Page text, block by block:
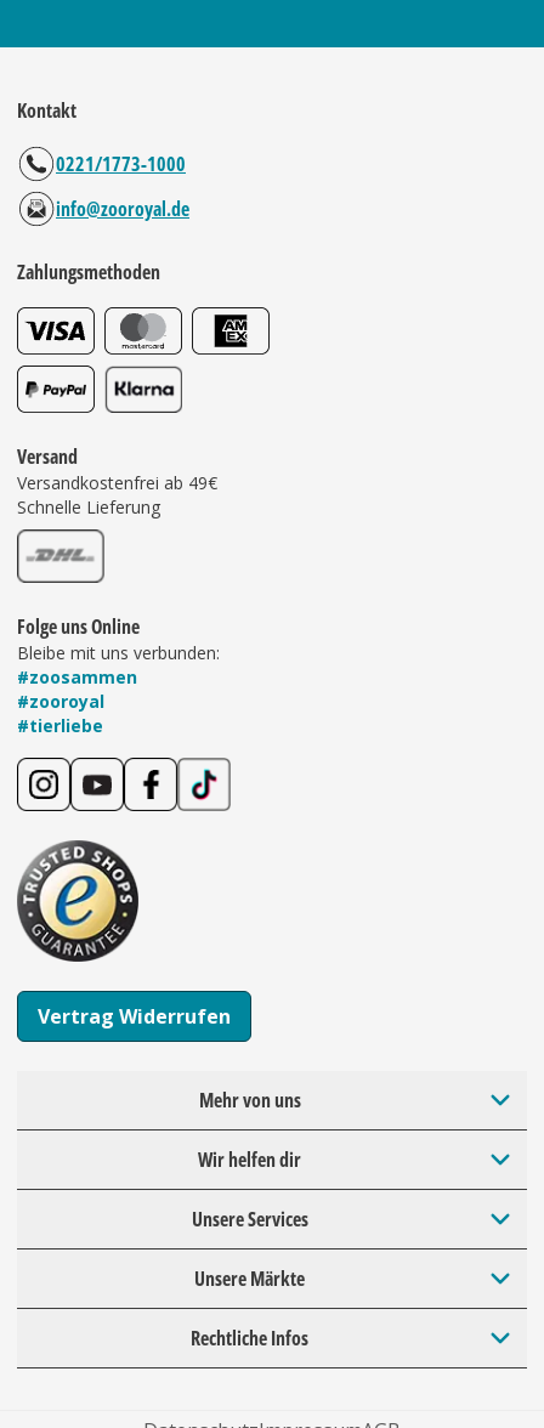
Kontakt
0221/1773-1000
info@zooroyal.de
Zahlungsmethoden
Versand
Versandkostenfrei ab 49€
Schnelle Lieferung
Folge uns Online
Bleibe mit uns verbunden:
#zoosammen
#zooroyal
#tierliebe
Vertrag Widerrufen
Mehr von uns
Wir helfen dir
Unsere Services
Unsere Märkte
Rechtliche Infos